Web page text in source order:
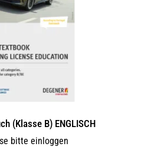
(Klasse B) ENGLISCH
bitte einloggen